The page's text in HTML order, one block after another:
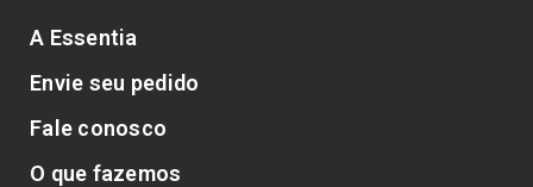
A Essentia
Envie seu pedido
Fale conosco
O que fazemos